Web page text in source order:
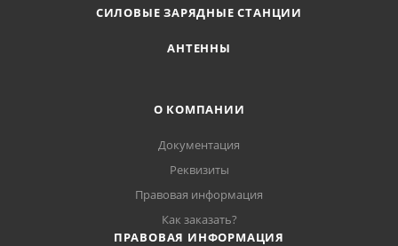
СИЛОВЫЕ ЗАРЯДНЫЕ СТАНЦИИ
АНТЕННЫ
О КОМПАНИИ
Документация
Реквизиты
Правовая информация
Как заказать?
ПРАВОВАЯ ИНФОРМАЦИЯ